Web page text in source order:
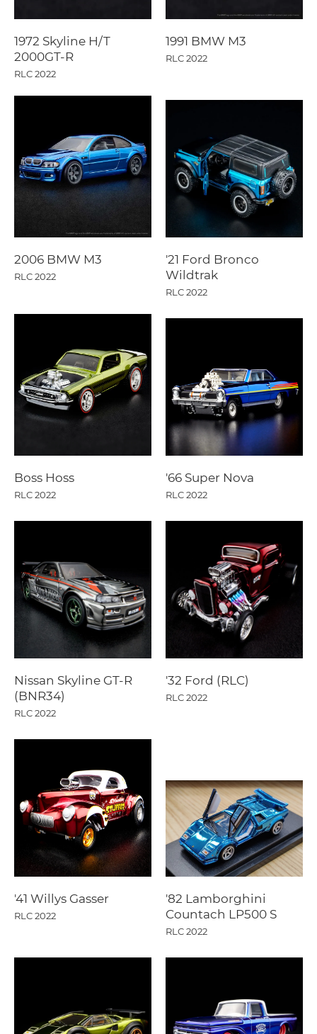
1972 Skyline H/T
2000GT-R
RLC 2022
1991 BMW M3
RLC 2022
2006 BMW M3
RLC 2022
'21 Ford Bronco
Wildtrak
RLC 2022
Boss Hoss
RLC 2022
'66 Super Nova
RLC 2022
Nissan Skyline GT-R
(BNR34)
RLC 2022
'32 Ford (RLC)
RLC 2022
'41 Willys Gasser
RLC 2022
'82 Lamborghini
Countach LP500 S
RLC 2022